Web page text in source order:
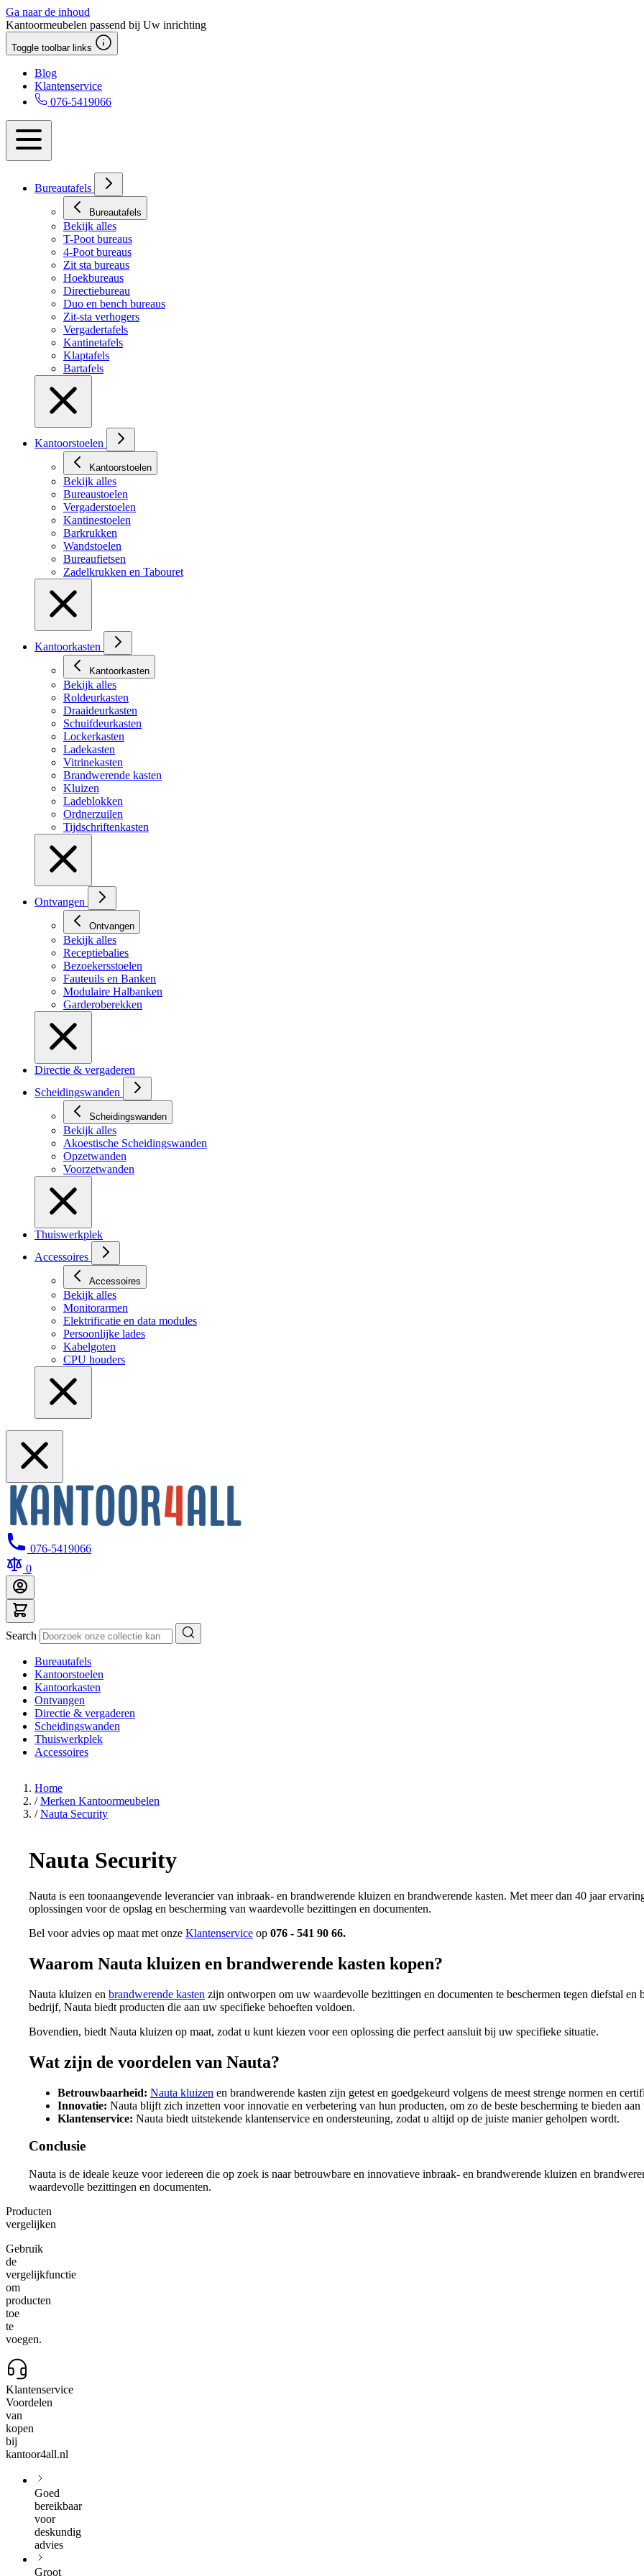
Ga naar de inhoud
Kantoormeubelen passend bij Uw inrichting
Toggle toolbar links
Blog
Klantenservice
076-5419066
Bureautafels
Bureautafels
Bekijk alles
T-Poot bureaus
4-Poot bureaus
Zit sta bureaus
Hoekbureaus
Directiebureau
Duo en bench bureaus
Zit-sta verhogers
Vergadertafels
Kantinetafels
Klaptafels
Bartafels
Kantoorstoelen
Kantoorstoelen
Bekijk alles
Bureaustoelen
Vergaderstoelen
Kantinestoelen
Barkrukken
Wandstoelen
Bureaufietsen
Zadelkrukken en Tabouret
Kantoorkasten
Kantoorkasten
Bekijk alles
Roldeurkasten
Draaideurkasten
Schuifdeurkasten
Lockerkasten
Ladekasten
Vitrinekasten
Brandwerende kasten
Kluizen
Ladeblokken
Ordnerzuilen
Tijdschriftenkasten
Ontvangen
Ontvangen
Bekijk alles
Receptiebalies
Bezoekersstoelen
Fauteuils en Banken
Modulaire Halbanken
Garderoberekken
Directie & vergaderen
Scheidingswanden
Scheidingswanden
Bekijk alles
Akoestische Scheidingswanden
Opzetwanden
Voorzetwanden
Thuiswerkplek
Accessoires
Accessoires
Bekijk alles
Monitorarmen
Elektrificatie en data modules
Persoonlijke lades
Kabelgoten
CPU houders
076-5419066
0
Search
Bureautafels
Kantoorstoelen
Kantoorkasten
Ontvangen
Directie & vergaderen
Scheidingswanden
Thuiswerkplek
Accessoires
Home
/ Merken Kantoormeubelen
/ Nauta Security
Nauta Security
Nauta is een toonaangevende leverancier van inbraak- en brandwerende kluizen en brandwerende kasten. Met meer dan 40 jaar
oplossingen voor de opslag en bescherming van waardevolle bezittingen en documenten.
Bel voor advies op maat met onze Klantenservice op 076 - 541 90 66.
Waarom Nauta kluizen en brandwerende kasten kopen?
Nauta kluizen en brandwerende kasten zijn ontworpen om uw waardevolle bezittingen en documenten te beschermen tegen diefstal
bedrijf, Nauta biedt producten die aan uw specifieke behoeften voldoen.
Bovendien, biedt Nauta kluizen op maat, zodat u kunt kiezen voor een oplossing die perfect aansluit bij uw specifieke situatie.
Wat zijn de voordelen van Nauta?
Betrouwbaarheid: Nauta kluizen en brandwerende kasten zijn getest en goedgekeurd volgens de meest strenge normen en
Innovatie: Nauta blijft zich inzetten voor innovatie en verbetering van hun producten, om zo de beste bescherming te bieden
Klantenservice: Nauta biedt uitstekende klantenservice en ondersteuning, zodat u altijd op de juiste manier geholpen wordt.
Conclusie
Nauta is de ideale keuze voor iedereen die op zoek is naar betrouwbare en innovatieve inbraak- en brandwerende kluizen en
waardevolle bezittingen en documenten.
Producten
vergelijken
Gebruik
de
vergelijkfunctie
om
producten
toe
te
voegen.
Klantenservice
Voordelen
van
kopen
bij
kantoor4all.nl
Goed
bereikbaar
voor
deskundig
advies
Groot